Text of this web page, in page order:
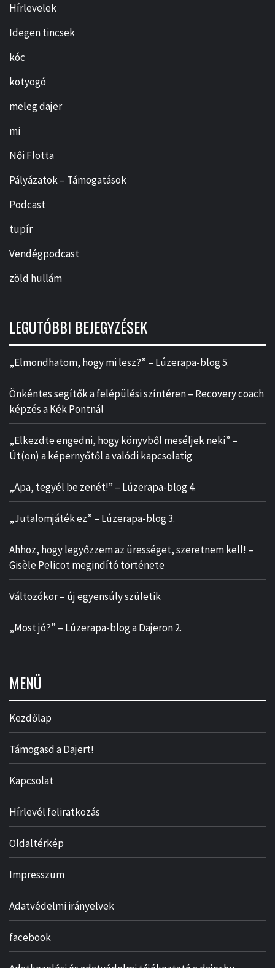
Hírlevelek
Idegen tincsek
kóc
kotyogó
meleg dajer
mi
Női Flotta
Pályázatok – Támogatások
Podcast
tupír
Vendégpodcast
zöld hullám
LEGUTÓBBI BEJEGYZÉSEK
„Elmondhatom, hogy mi lesz?” – Lúzerapa-blog 5.
Önkéntes segítők a felépülési színtéren – Recovery coach
képzés a Kék Pontnál
„Elkezdte engedni, hogy könyvből meséljek neki” –
Út(on) a képernyőtől a valódi kapcsolatig
„Apa, tegyél be zenét!” – Lúzerapa-blog 4.
„Jutalomjáték ez” – Lúzerapa-blog 3.
Ahhoz, hogy legyőzzem az ürességet, szeretnem kell! –
Gisèle Pelicot megindító története
Változókor – új egyensúly születik
„Most jó?” – Lúzerapa-blog a Dajeron 2.
MENÜ
Kezdőlap
Támogasd a Dajert!
Kapcsolat
Hírlevél feliratkozás
Oldaltérkép
Impresszum
Adatvédelmi irányelvek
facebook